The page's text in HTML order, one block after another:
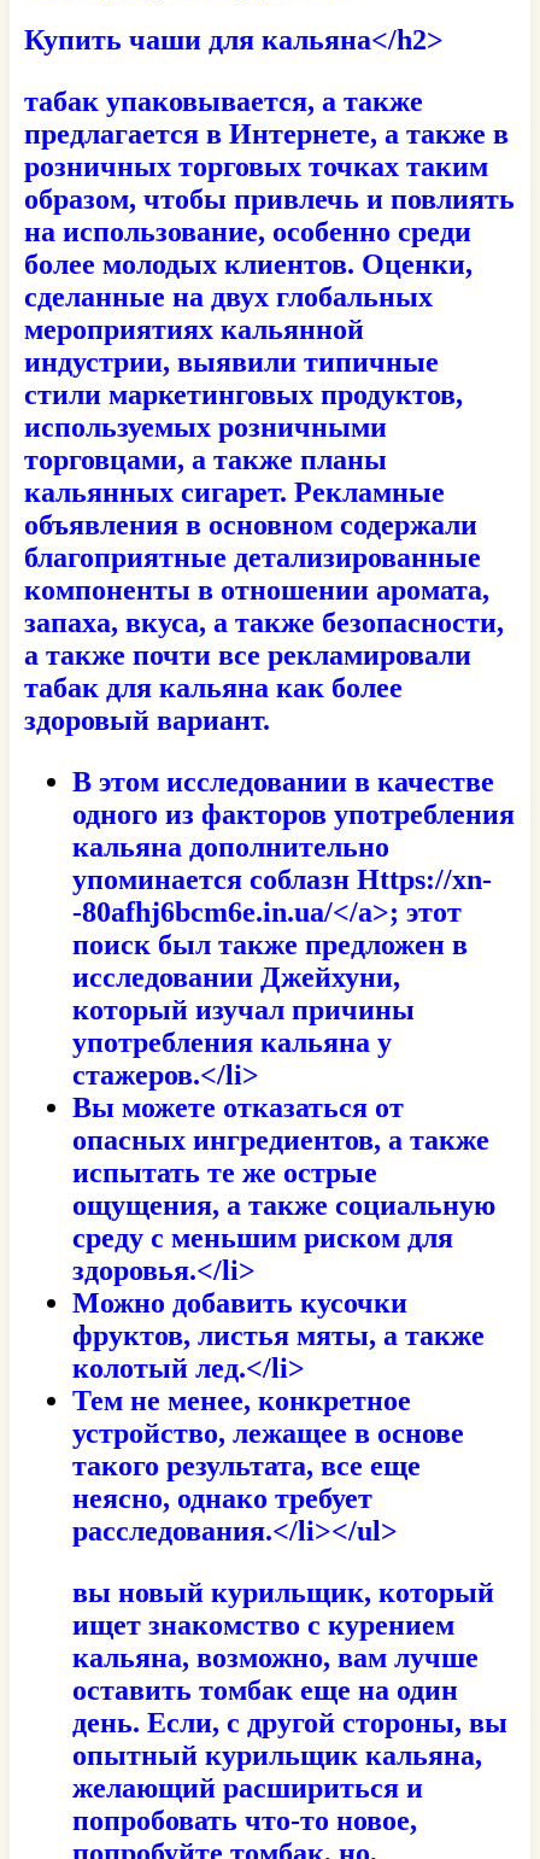
Купить чаши для кальяна</h2>
табак упаковывается, а также
предлагается в Интернете, а также в
розничных торговых точках таким
образом, чтобы привлечь и повлиять
на использование, особенно среди
более молодых клиентов. Оценки,
сделанные на двух глобальных
мероприятиях кальянной
индустрии, выявили типичные
стили маркетинговых продуктов,
используемых розничными
торговцами, а также планы
кальянных сигарет. Рекламные
объявления в основном содержали
благоприятные детализированные
компоненты в отношении аромата,
запаха, вкуса, а также безопасности,
а также почти все рекламировали
табак для кальяна как более
здоровый вариант.
В этом исследовании в качестве
одного из факторов употребления
кальяна дополнительно
упоминается соблазн Https://xn-
-80afhj6bcm6e.in.ua/</a>; этот
поиск был также предложен в
исследовании Джейхуни,
который изучал причины
употребления кальяна у
стажеров.</li>
Вы можете отказаться от
опасных ингредиентов, а также
испытать те же острые
ощущения, а также социальную
среду с меньшим риском для
здоровья.</li>
Можно добавить кусочки
фруктов, листья мяты, а также
колотый лед.</li>
Тем не менее, конкретное
устройство, лежащее в основе
такого результата, все еще
неясно, однако требует
расследования.</li></ul>
вы новый курильщик, который
ищет знакомство с курением
кальяна, возможно, вам лучше
оставить томбак еще на один
день. Если, с другой стороны, вы
опытный курильщик кальяна,
желающий расшириться и
попробовать что-то новое,
попробуйте томбак, но,